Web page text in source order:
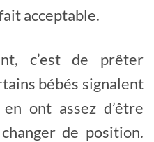
acceptable.
c’est de prêter
bébés signalent
ont assez d’être
de position.